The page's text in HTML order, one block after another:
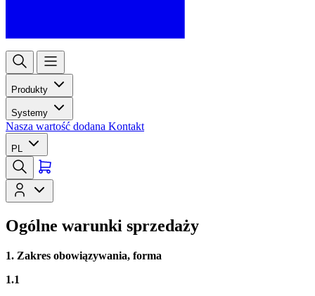
Produkty
Systemy
Nasza wartość dodana Kontakt
PL
Ogólne warunki sprzedaży
1. Zakres obowiązywania, forma
1.1